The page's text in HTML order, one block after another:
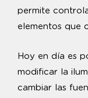
permite
elementos que
Hoy en día es
modificar la
cambiar las